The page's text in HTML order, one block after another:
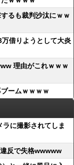
るも裁判沙汰にｗｗ
万借りようとして大炎
理由がこれｗｗｗ
ームｗｗｗｗ
ラに撮影されてしま
反で失格wwwww